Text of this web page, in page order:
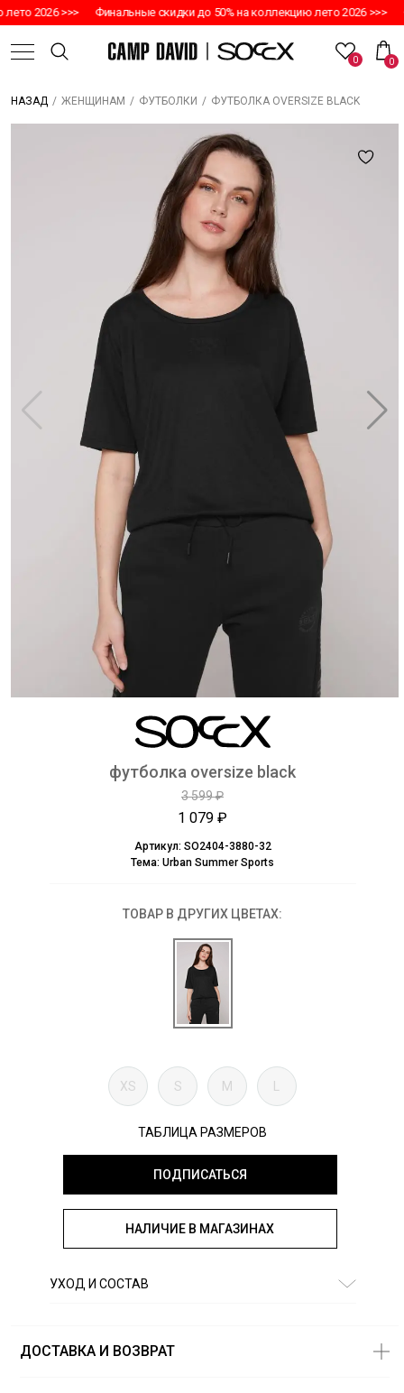
2026 >>> Финальные скидки до 50% на коллекцию лето 2026 >>>
0 0
НАЗАД / ЖЕНЩИНАМ / ФУТБОЛКИ / ФУТБОЛКА OVERSIZE BLACK
футболка oversize black
3 599 ₽
1 079 ₽
Артикул: SO2404-3880-32
Тема: Urban Summer Sports
ТОВАР В ДРУГИХ ЦВЕТАХ:
XS S M L
ТАБЛИЦА РАЗМЕРОВ
ПОДПИСАТЬСЯ
НАЛИЧИЕ В МАГАЗИНАХ
УХОД И СОСТАВ
ДОСТАВКА И ВОЗВРАТ